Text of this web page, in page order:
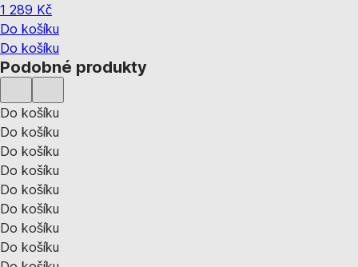
1 289 Kč
Do košíku
Do košíku
Podobné produkty
Do košíku
Do košíku
Do košíku
Do košíku
Do košíku
Do košíku
Do košíku
Do košíku